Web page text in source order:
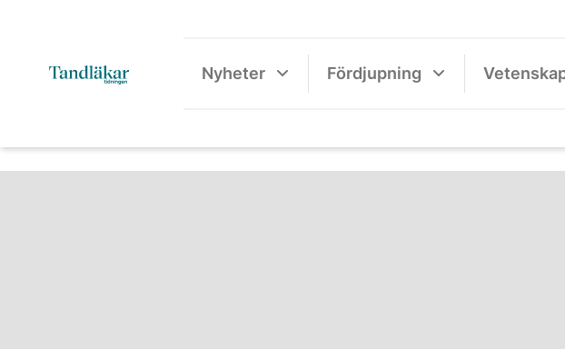
Nyheter Fördjupning